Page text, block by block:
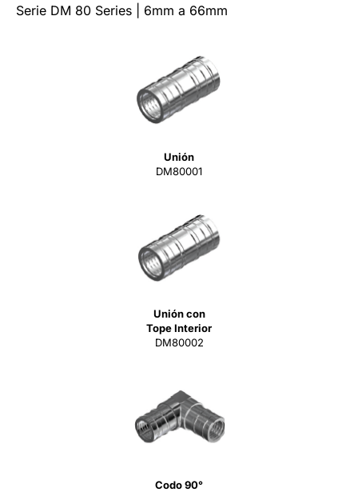
Serie DM 80 Series | 6mm a 66mm
Unión
DM80001
Unión con
Tope Interior
DM80002
Codo 90°